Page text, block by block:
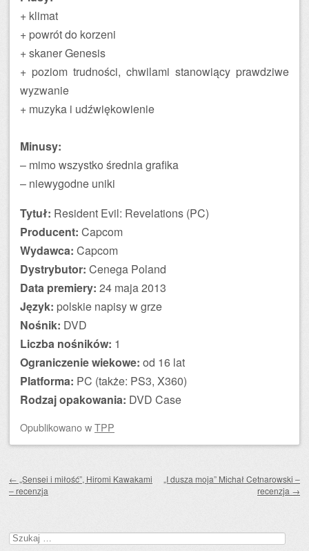
+ klimat
+ powrót do korzeni
+ skaner Genesis
+ poziom trudności, chwilami stanowiący prawdziwe
wyzwanie
+ muzyka i udźwiękowienie
Minusy:
– mimo wszystko średnia grafika
– niewygodne uniki
Tytuł: Resident Evil: Revelations (PC)
Producent: Capcom
Wydawca: Capcom
Dystrybutor: Cenega Poland
Data premiery: 24 maja 2013
Język: polskie napisy w grze
Nośnik: DVD
Liczba nośników: 1
Ograniczenie wiekowe: od 16 lat
Platforma: PC (także: PS3, X360)
Rodzaj opakowania: DVD Case
OpublikowanowTPP
← „Sensei i miłość”, Hiromi Kawakami
– recenzja
„I dusza moja” Michał Cetnarowski –
recenzja →
Szukaj: